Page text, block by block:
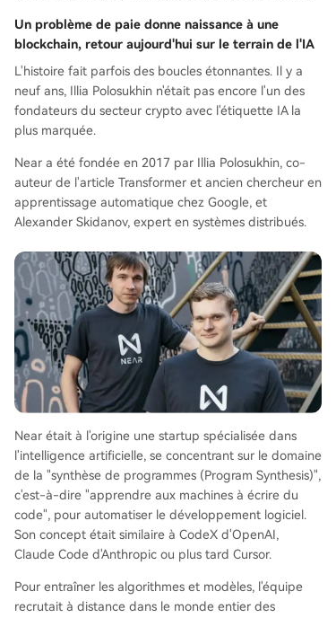
Un problème de paie donne naissance à une
blockchain, retour aujourd'hui sur le terrain de l'IA
L'histoire fait parfois des boucles étonnantes. Il y a
neuf ans, Illia Polosukhin n'était pas encore l'un des
fondateurs du secteur crypto avec l'étiquette IA la
plus marquée.
Near a été fondée en 2017 par Illia Polosukhin, co-
auteur de l'article Transformer et ancien chercheur en
apprentissage automatique chez Google, et
Alexander Skidanov, expert en systèmes distribués.
Near était à l'origine une startup spécialisée dans
l'intelligence artificielle, se concentrant sur le domaine
de la "synthèse de programmes (Program Synthesis)",
c'est-à-dire "apprendre aux machines à écrire du
code", pour automatiser le développement logiciel.
Son concept était similaire à CodeX d'OpenAI,
Claude Code d'Anthropic ou plus tard Cursor.
Pour entraîner les algorithmes et modèles, l'équipe
recrutait à distance dans le monde entier des